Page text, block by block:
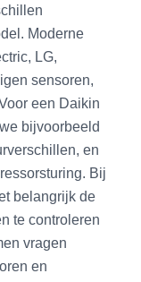
Moderne
LG,
sensoren,
een Daikin
bijvoorbeeld
en
Bij
belangrijk de
te controleren
vragen
en